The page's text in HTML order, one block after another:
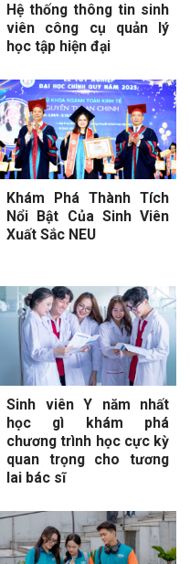
Hệ thống thông tin sinh
viên công cụ quản lý
học tập hiện đại
Khám Phá Thành Tích
Nổi Bật Của Sinh Viên
Xuất Sắc NEU
Sinh viên Y năm nhất
học gì khám phá
chương trình học cực kỳ
quan trọng cho tương
lai bác sĩ